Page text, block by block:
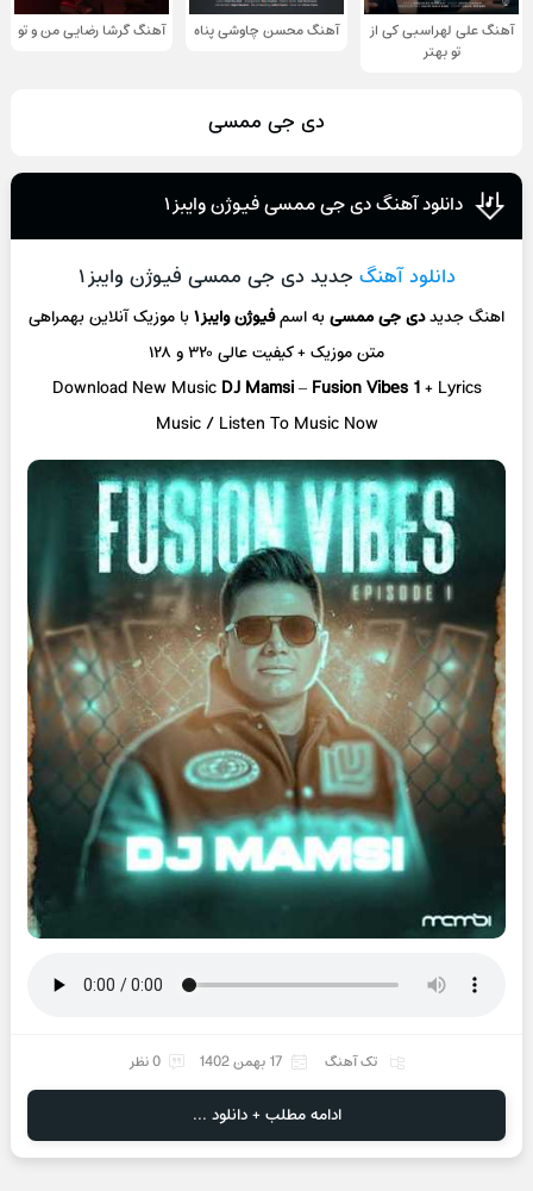
آهنگ علی لهراسبی کی از
تو ‌بهتر
آهنگ محسن چاوشی پناه آهنگ گرشا رضایی من و تو
دی جی ممسی
دانلود آهنگ دی جی ممسی فیوژن وایبز ۱
دانلود آهنگ جدید دی جی ممسی فیوژن وایبز ۱
اهنگ جدیددی جی ممسیبه اسمفیوژن وایبز ۱ با موزیک آنلاینبهمراهی
متن موزیک + کیفیت عالی ۳۲۰ و ۱۲۸
Download New Music DJ Mamsi–Fusion Vibes 1+ Lyrics
Music / Listen To Music Now
تک آهنگ 17 بهمن 1402 0 نظر
ادامه مطلب + دانلود ...